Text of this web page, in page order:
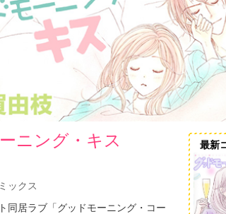
ニング・キス
ックス
同居ラブ「グッドモーニング・コー
最新